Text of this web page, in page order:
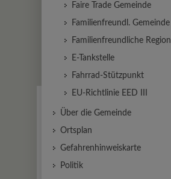
Faire Trade Gemeinde
Familienfreundl. Gemeinde
Familienfreundliche Region
E-Tankstelle
Fahrrad-Stützpunkt
EU-Richtlinie EED III
Über die Gemeinde
Ortsplan
Gefahrenhinweiskarte
Politik